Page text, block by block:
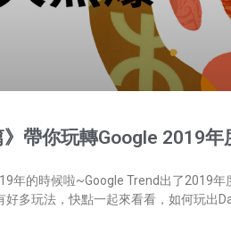
》帶你玩轉Google 2019
年的時候啦~Google Trend出了2019
多玩法，快點一起來看看，如何玩出